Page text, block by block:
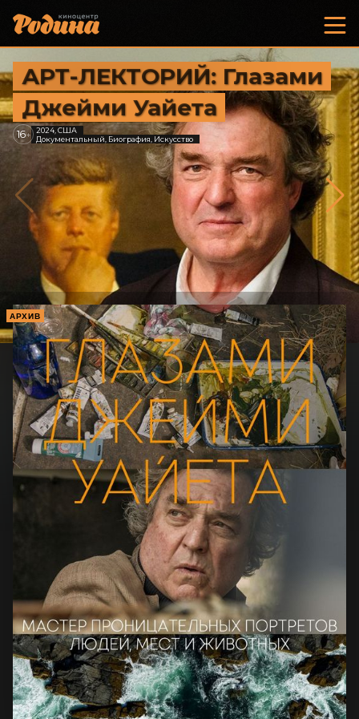
АРТ-ЛЕКТОРИЙ: Глазами
Джейми Уайета
16+
2024, США
Документальный, Биография, Искусство
АРХИВ